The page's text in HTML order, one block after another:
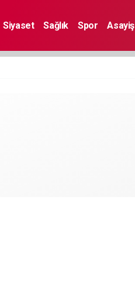
Siyaset Sağlık Spor Asayiş